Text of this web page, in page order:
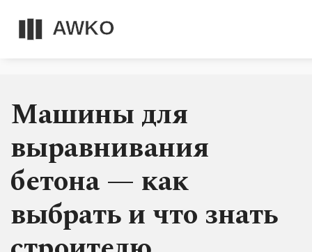
Машины для
выравнивания
бетона — как
выбрать и что знать